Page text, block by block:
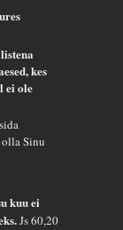
kes
ei ole
Sinu
kuu ei
Js 60,20